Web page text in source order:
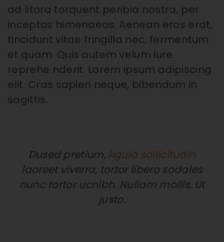
ad litora torquent peribia nostra, per
inceptos himenaeos. Aenean eros erat,
tincidunt vitae fringilla nec, fermentum
et quam. Quis autem velum iure
reprehe nderit. Lorem ipsum adipiscing
elit. Cras sapien neque, bibendum in
sagittis.
Dused pretium, ligula sollicitudin
laoreet viverra, tortor libero sodales
nunc tortor ucnibh. Nullam mollis. Ut
justo.